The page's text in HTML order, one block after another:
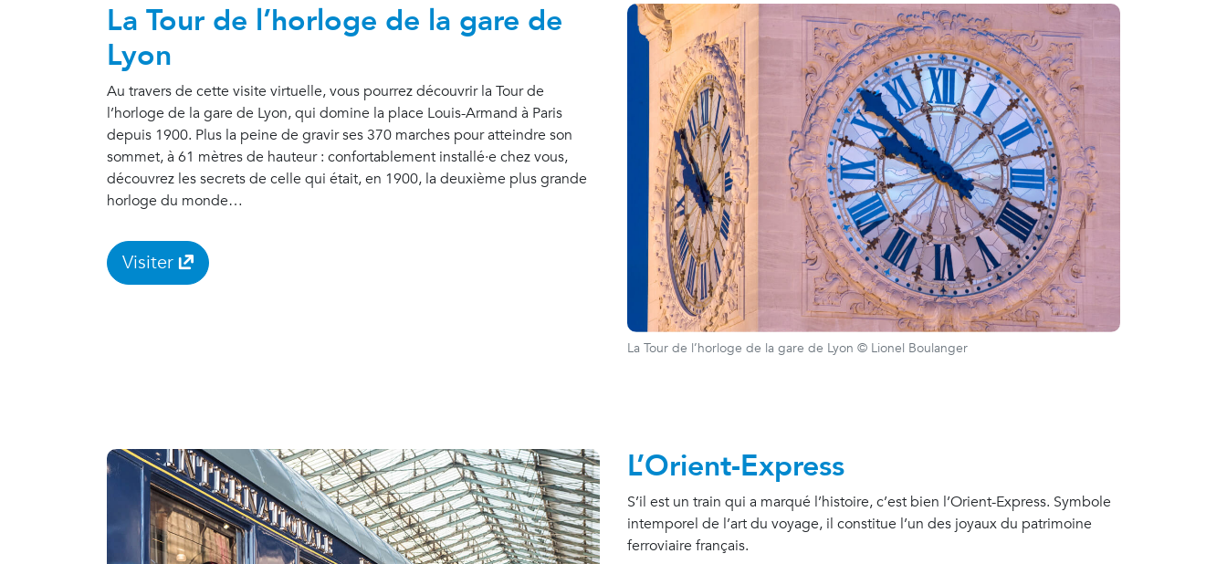
La Tour de l’horloge de la gare de
Lyon
Au travers de cette visite virtuelle, vous pourrez découvrir la Tour de
l’horloge de la gare de Lyon, qui domine la place Louis-Armand à Paris
depuis 1900. Plus la peine de gravir ses 370 marches pour atteindre son
sommet, à 61 mètres de hauteur : confortablement installé·e chez vous,
découvrez les secrets de celle qui était, en 1900, la deuxième plus grande
horloge du monde…
Visiter
La Tour de l’horloge de la gare de Lyon © Lionel Boulanger
L’Orient-Express
S’il est un train qui a marqué l’histoire, c’est bien l’Orient-Express. Symbole
intemporel de l’art du voyage, il constitue l’un des joyaux du patrimoine
ferroviaire français.